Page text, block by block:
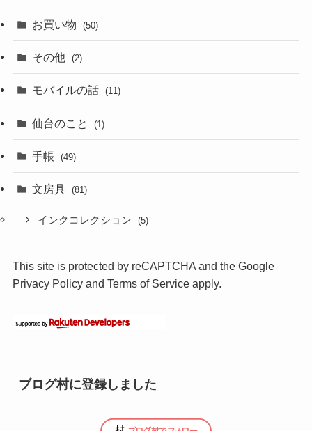
お買い物 (50)
その他 (2)
モバイルの話 (11)
仙台のこと (1)
手帳 (49)
文房具 (81)
インクコレクション (5)
This site is protected by reCAPTCHA and the Google
Privacy Policyand Terms of Serviceapply.
ブログ村に登録しました